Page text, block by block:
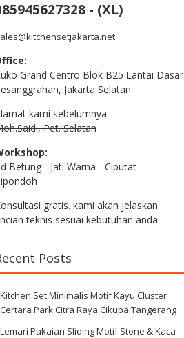
- (XL)
Grand Centro Blok B25 Lantai Dasar
Jakarta Selatan
kami sebelumnya:
Pet. Selatan
Betung - Jati Warna - Ciputat -
gratis. kami akan jelaskan
teknis sesuai kebutuhan anda.
Posts
Kitchen Set Minimalis Motif Kayu Cluster
Certara Park Citra Raya Cikupa Tangerang
Lemari Pakaian Sliding Motif Stone & Kaca